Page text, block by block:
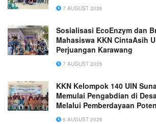
7 AUGUST 2026
Sosialisasi EcoEnzym dan
Mahasiswa KKN CintaAsih
Perjuangan Karawang
7 AUGUST 2026
KKN Kelompok 140 UIN
Memulai Pengabdian di
Melalui Pemberdayaan
Ekoteologi
6 AUGUST 2026